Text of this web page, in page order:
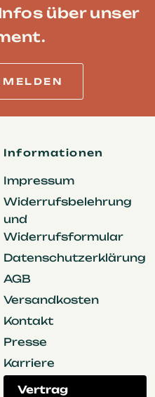
über unser
Informationen
Impressum
Widerrufsbelehrung
und
Widerrufsformular
Datenschutzerklärung
AGB
Versandkosten
Kontakt
Presse
Karriere
Vertrag